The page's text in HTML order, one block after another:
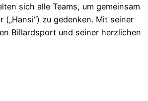
sich alle Teams, um gemeinsam
(„Hansi“) zu gedenken. Mit seiner
Billardsport und seiner herzlichen